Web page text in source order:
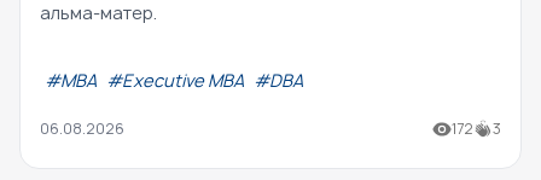
альма-матер.
#МВА #Executive MBA #DBA
06.08.2026 172 3